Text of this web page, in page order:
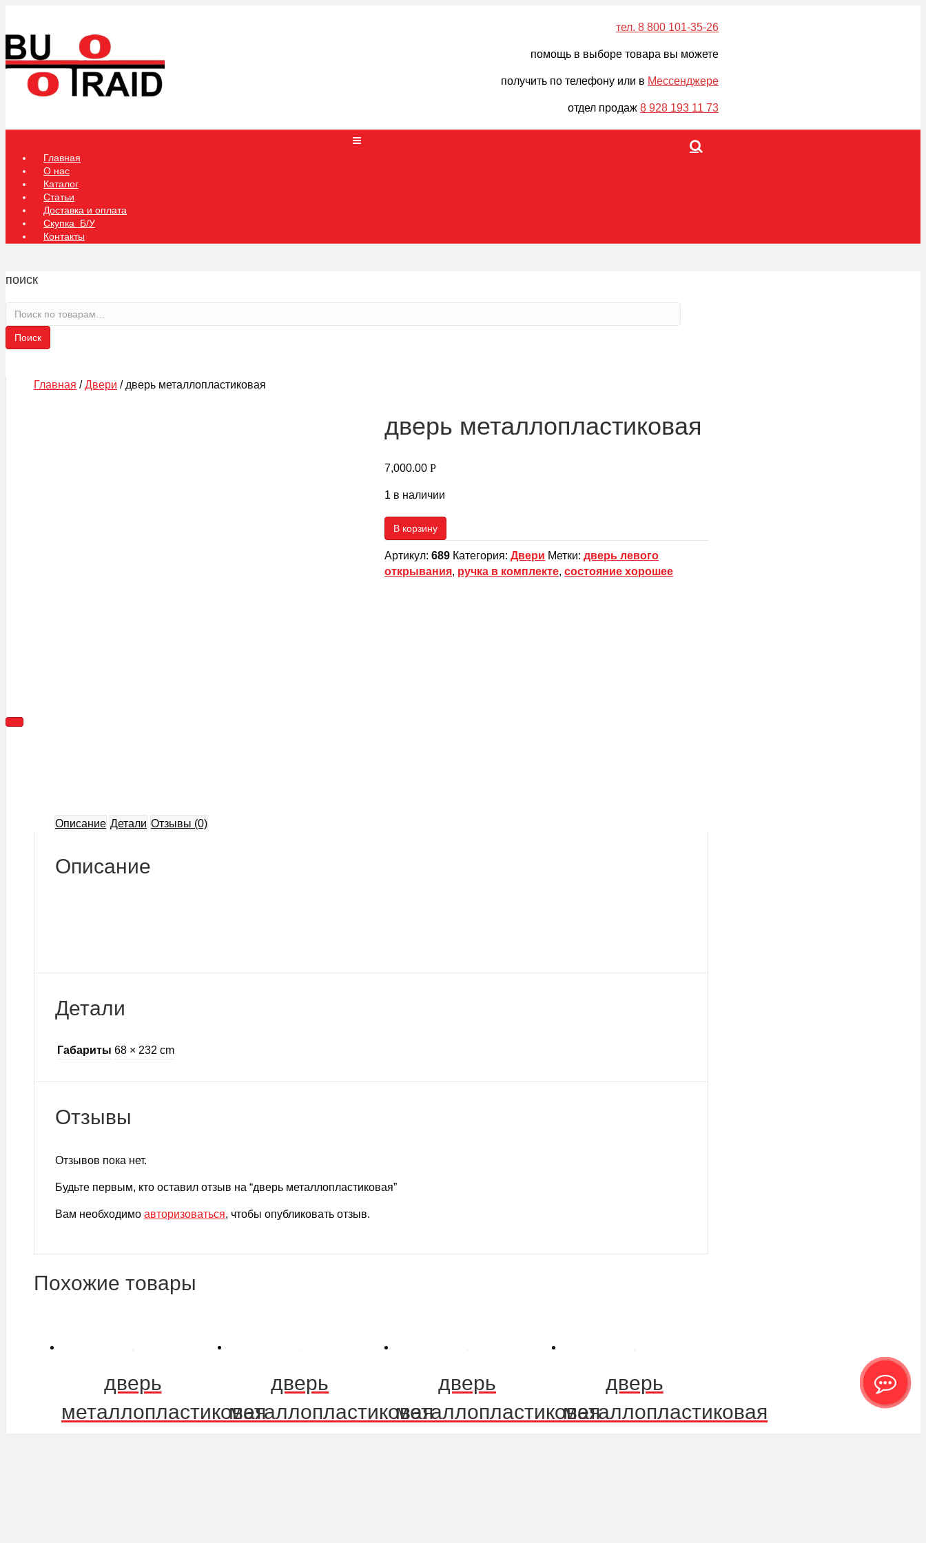
тел. 8 800 101-35-26
помощь в выборе товара вы можете
получить по телефону или в Мессенджере
отдел продаж 8 928 193 11 73
Главная
О нас
Каталог
Статьи
Доставка и оплата
Скупка Б/У
Контакты
поиск
Искать:
Поиск
Главная /Двери / дверь металлопластиковая
дверь металлопластиковая
7,000.00Р
1 в наличии
В корзину
Артикул:689 Категория:Двери Метки:дверь левого
открывания, ручка в комплекте,состояние хорошее
Описание Детали Отзывы (0)
Описание
Детали
Габариты 68 × 232 cm
Отзывы
Отзывов пока нет.
Будьте первым, кто оставил отзыв на “дверь металлопластиковая”
Вам необходимо авторизоваться, чтобы опубликовать отзыв.
Похожие товары
дверь
металлопластиковая
дверь
металлопластиковая
дверь
металлопластиковая
дверь
металлопластиковая